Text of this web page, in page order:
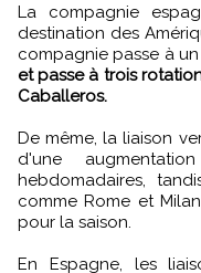
La compagnie
destination des
compagnie passe à
et passe à trois
Caballeros.
De même, la liaison
d'une
hebdomadaires,
comme Rome et
pour la saison.
En Espagne, les